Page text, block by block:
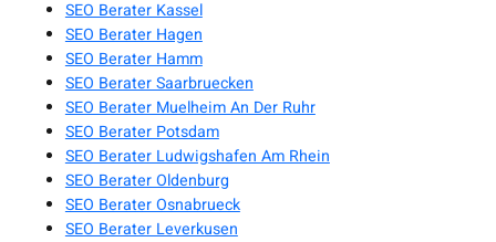
SEO Berater Kassel
SEO Berater Hagen
SEO Berater Hamm
SEO Berater Saarbruecken
SEO Berater Muelheim An Der Ruhr
SEO Berater Potsdam
SEO Berater Ludwigshafen Am Rhein
SEO Berater Oldenburg
SEO Berater Osnabrueck
SEO Berater Leverkusen